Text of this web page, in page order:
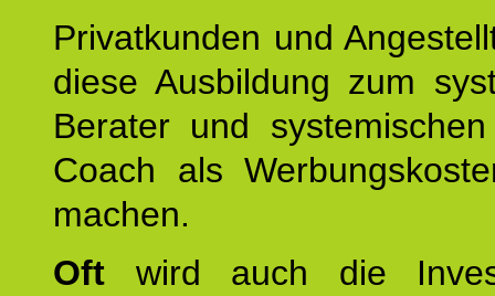
Privatkunden und
diese Ausbildung zum
Berater und
Coach als
machen.
Oft wird auch die